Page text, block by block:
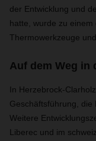
der Entwicklung und
hatte, wurde zu
Thermowerkzeuge
Auf dem Weg in
In Herzebrock-
Geschäftsführung, die
Weitere
Liberec und im